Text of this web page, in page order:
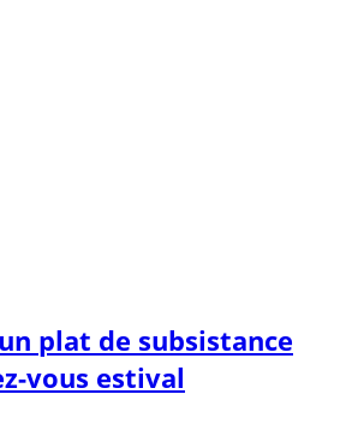
plat de subsistance
vous estival